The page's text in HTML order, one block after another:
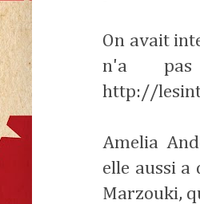
On avait
n'a
http://
Amelia
elle aussi a
Marzouki,